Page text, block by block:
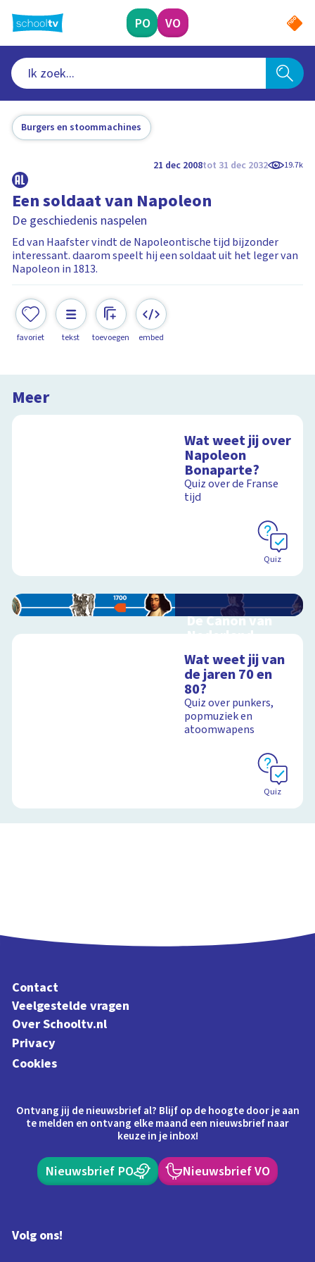
naar
hoofdinhoud
PO VO
Burgers en stoommachines
21 dec 2008tot 31 dec 2032 19.7k
Een soldaat van Napoleon
De geschiedenis naspelen
Ed van Haafster vindt de Napoleontische tijd bijzonder
interessant. daarom speelt hij een soldaat uit het leger van
Napoleon in 1813.
favoriet tekst toevoegen embed
Meer
Wat weet jij over
Napoleon
Bonaparte?
Quiz over de Franse
tijd
Quiz
De Canon van
Nederland
schoolplaat over de
Canon
Schoolplaat
Wat weet jij van
de jaren 70 en
80?
Quiz over punkers,
popmuziek en
atoomwapens
Quiz
Contact
Veelgestelde vragen
Over Schooltv.nl
Privacy
Cookies
Ontvang jij de nieuwsbrief al? Blijf op de hoogte door je aan
te melden en ontvang elke maand een nieuwsbrief naar
keuze in je inbox!
Nieuwsbrief PO Nieuwsbrief VO
Volg ons!